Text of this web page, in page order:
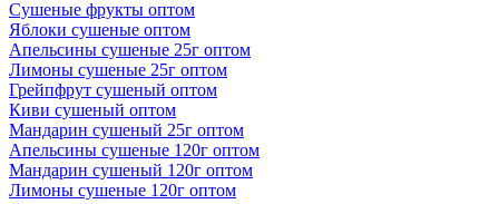
Сушеные фрукты оптом
Яблоки сушеные оптом
Апельсины сушеные 25г оптом
Лимоны сушеные 25г оптом
Грейпфрут сушеный оптом
Киви сушеный оптом
Мандарин сушеный 25г оптом
Апельсины сушеные 120г оптом
Мандарин сушеный 120г оптом
Лимоны сушеные 120г оптом